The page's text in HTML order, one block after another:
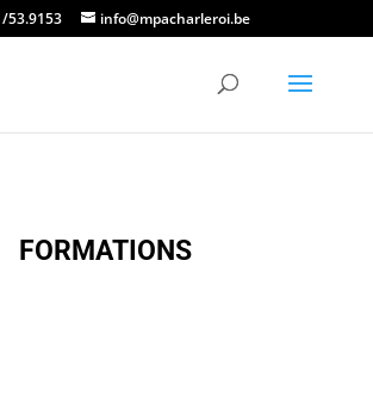
53.9153 info@mpacharleroi.be
FORMATIONS